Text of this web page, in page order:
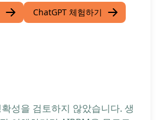
ChatGPT 체험하기
성을 검토하지 않았습니다. 생